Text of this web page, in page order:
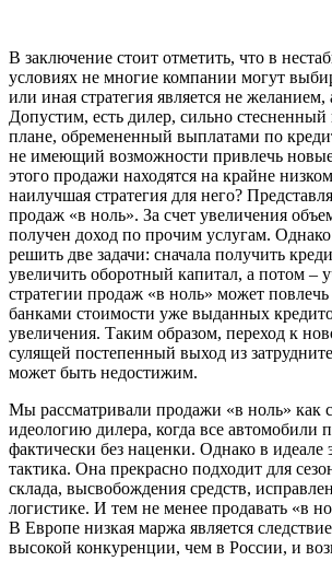
В заключение стоит отметить, что в
условиях не многие компании могут
или иная стратегия является не
Допустим, есть дилер, сильно
плане, обремененный выплатами по
не имеющий возможности привлечь
этого продажи находятся на крайне
наилучшая стратегия для него?
продаж «в ноль». За счет увеличения
получен доход по прочим услугам.
решить две задачи: сначала получить
увеличить оборотный капитал, а потом –
стратегии продаж «в ноль» может повлечь
банками стоимости уже выданных
увеличения. Таким образом, переход к
сулящей постепенный выход из
может быть недостижим.
Мы рассматривали продажи «в ноль» как
идеологию дилера, когда все автомобили
фактически без наценки. Однако в идеале
тактика. Она прекрасно подходит для
склада, высвобождения средств,
логистике. И тем не менее продавать «в
В Европе низкая маржа является
высокой конкуренции, чем в России, и